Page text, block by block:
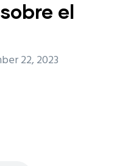
el
22, 2023